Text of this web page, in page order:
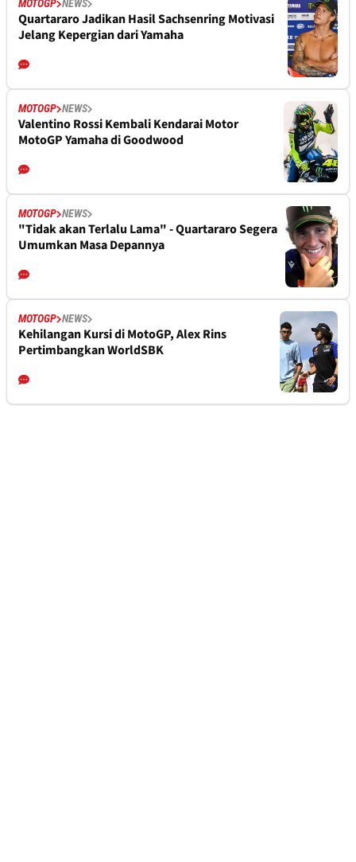
MOTOGP NEWS
Quartararo Jadikan Hasil Sachsenring Motivasi
Jelang Kepergian dari Yamaha
MOTOGP NEWS
Valentino Rossi Kembali Kendarai Motor
MotoGP Yamaha di Goodwood
MOTOGP NEWS
"Tidak akan Terlalu Lama" - Quartararo Segera
Umumkan Masa Depannya
MOTOGP NEWS
Kehilangan Kursi di MotoGP, Alex Rins
Pertimbangkan WorldSBK